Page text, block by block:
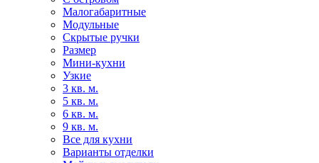
Малогабаритные
Модульные
Скрытые ручки
Размер
Мини-кухни
Узкие
3 кв. м.
5 кв. м.
6 кв. м.
9 кв. м.
Все для кухни
Варианты отделки